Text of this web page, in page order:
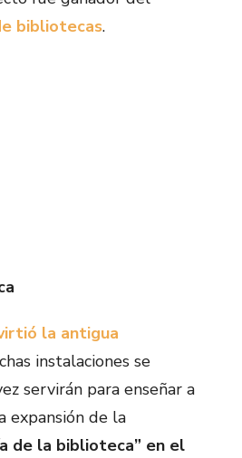
bibliotecas.
la antigua
instalaciones se
servirán para enseñar a
expansión de la
de la biblioteca” en el